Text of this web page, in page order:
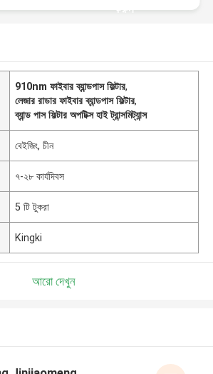
করুন
910nm ফাইবার ব্যান্ডপাস ফিল্টার,
লেজার রাডার ফাইবার ব্যান্ডপাস ফিল্টার,
ব্যান্ড পাস ফিল্টার অপটিক্স হাই ট্রান্সমিট্যান্স
বেইজিং, চীন
৭-২৮ কার্যদিবস
5 টি টুকরা
Kingki
আরো দেখুন